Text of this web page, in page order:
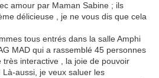
amour par Maman Sabine ; ils
délicieuse , je ne vous dis que cela
tous entrés dans la salle Amphi
MAD qui a rassemblé 45 personnes
interactive , la joie de pouvoir
aussi, je veux saluer les